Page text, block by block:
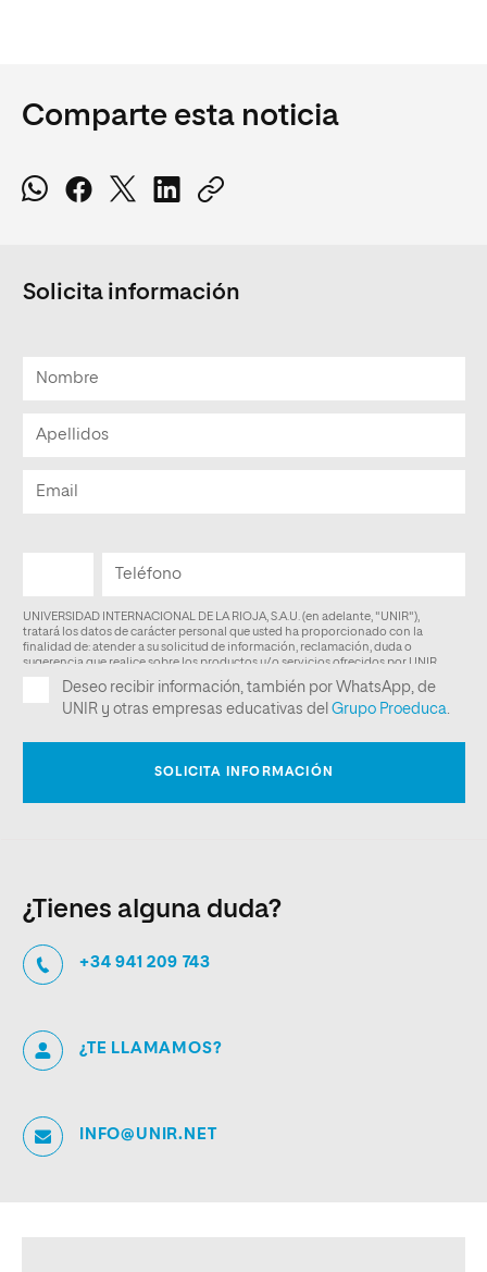
Comparte esta noticia
Solicita información
¿Tienes alguna duda?
+34 941 209 743
¿TE LLAMAMOS?
INFO@UNIR.NET